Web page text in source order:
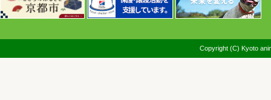
Copyright (C) Kyoto